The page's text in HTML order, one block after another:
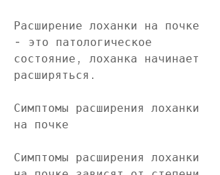
Расширение лоханки на почке
- это патологическое
состояние, лоханка начинает
расширяться.
Симптомы расширения лоханки
на почке
Симптомы расширения лоханки